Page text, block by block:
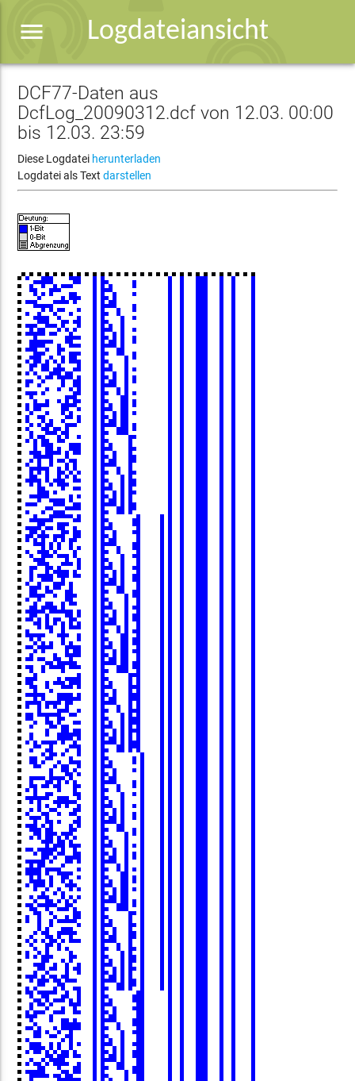
Logdateiansicht
menu
DCF77-Daten aus
DcfLog_20090312.dcf von 12.03. 00:00
bis 12.03. 23:59
Diese Logdatei herunterladen
Logdatei als Textdarstellen